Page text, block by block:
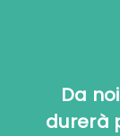
Da
durerà